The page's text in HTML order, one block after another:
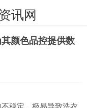
讯网
颜色品控提供数